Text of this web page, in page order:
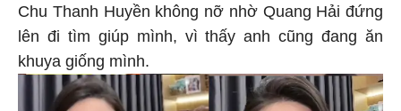
Chu Thanh Huyền không nỡ nhờ Quang Hải đứng
lên đi tìm giúp mình, vì thấy anh cũng đang ăn
khuya giống mình.